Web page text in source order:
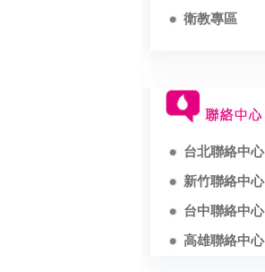
衛教專區
台北聯絡中心
新竹聯絡中心
台中聯絡中心
高雄聯絡中心